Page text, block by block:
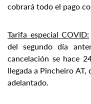
cobrará todo el pago
Tarifa especial COVID:
del segundo día
cancelación se hace
llegada a Pincheiro
adelantado.